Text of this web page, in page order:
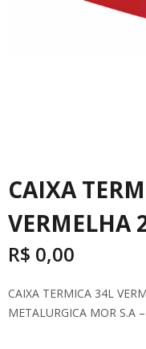
CAIXA
VERMELHA
R$ 0,00
CAIXA TERMICA 34L
METALURGICA MOR S.A